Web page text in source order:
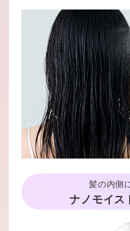
髪の内側
ナノモイス